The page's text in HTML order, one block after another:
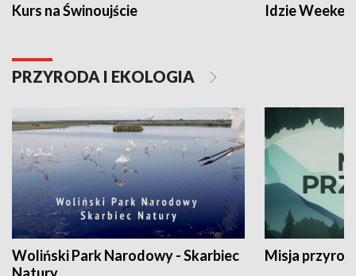
Kurs na Świnoujście Idzie
PRZYRODA I EKOLOGIA
Woliński Park Narodowy - Skarbiec
Misja